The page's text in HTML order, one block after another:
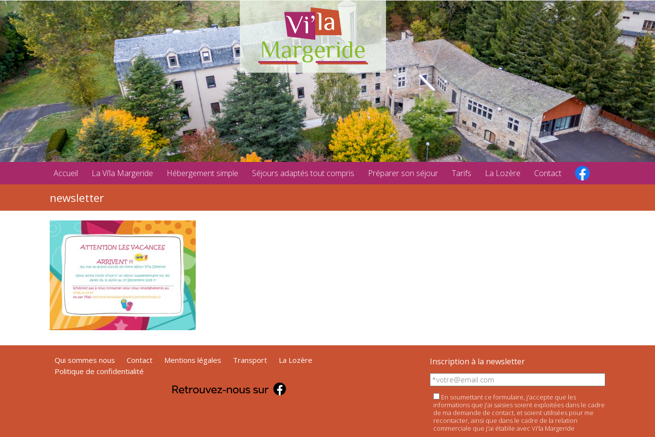
Accueil La Vi’la Margeride Hébergement simple Séjours adaptés tout compris Préparer son séjour Tarifs La Lozère Contact
newsletter
Qui sommes nous Contact Mentions légales Transport
La Lozère
Politique de confidentialité
Inscription à la newsletter
En soumettant ce formulaire, j'accepte que les
informations que j'ai saisies soient exploitées dans le cadre
de ma demande de contact, et soient utilisées pour me
recontacter, ainsi que dans le cadre de la relation
commerciale que j'ai établie avec Vi'la Margeride